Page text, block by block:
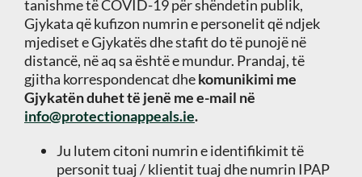
tanishme të COVID-19 për shëndetin publik,
Gjykata që kufizon numrin e personelit që ndjek
mjediset e Gjykatës dhe stafit do të punojë në
distancë, në aq sa është e mundur. Prandaj, të
gjitha korrespondencat dhekomunikimi me
Gjykatën duhet të jenë me e-mail në
info@protectionappeals.ie.
Ju lutem citoni numrin e identifikimit të
personit tuaj / klientit tuaj dhe numrin IPAP